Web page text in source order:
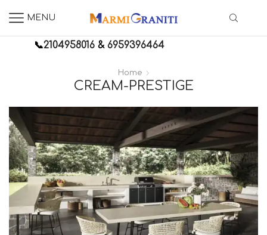
MENU
📞2104958016 &6959396464
Home
CREAM-PRESTIGE